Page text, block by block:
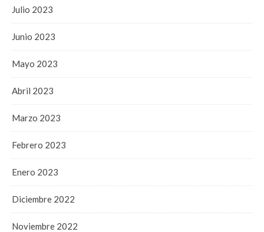
Julio 2023
Junio 2023
Mayo 2023
Abril 2023
Marzo 2023
Febrero 2023
Enero 2023
Diciembre 2022
Noviembre 2022